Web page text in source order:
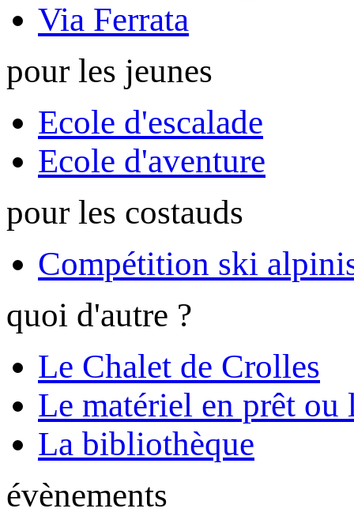
Via Ferrata
pour les jeunes
Ecole d'escalade
Ecole d'aventure
pour les costauds
Compétition ski
quoi d'autre ?
Le Chalet de Crolles
Le matériel en prêt ou
La bibliothèque
évènements